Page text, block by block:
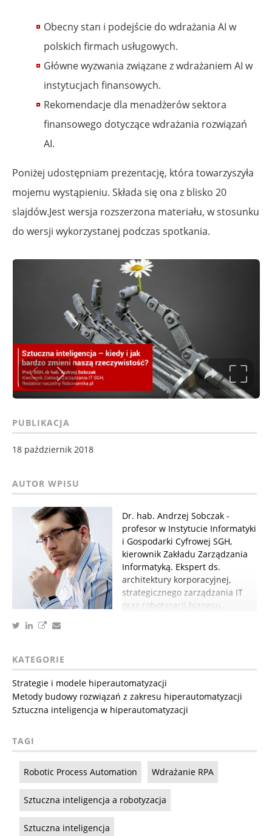
Obecny stan i podejście do wdrażania AI w
polskich firmach usługowych.
Główne wyzwania związane z wdrażaniem AI w
instytucjach finansowych.
Rekomendacje dla menadżerów sektora
finansowego dotyczące wdrażania rozwiązań
AI.
Poniżej udostępniam prezentację, która towarzyszyła
mojemu wystąpieniu. Składa się ona z blisko 20
slajdów.Jest wersja rozszerzona materiału, w stosunku
do wersji wykorzystanej podczas spotkania.
PUBLIKACJA
18 październik 2018
Dr. hab. Andrzej Sobczak -
profesor w Instytucie Informatyki
i Gospodarki Cyfrowej SGH,
kierownik Zakładu Zarządzania
Informatyką. Ekspert ds.
architektury korporacyjnej,
strategicznego zarządzania IT
oraz robotyzacji biznesu.
KATEGORIE
Strategie i modele hiperautomatyzacji
Metody budowy rozwiązań z zakresu hiperautomatyzacji
Sztuczna inteligencja w hiperautomatyzacji
TAGI
Robotic Process Automation Wdrażanie RPA
Sztuczna inteligencja a robotyzacja
Sztuczna inteligencja